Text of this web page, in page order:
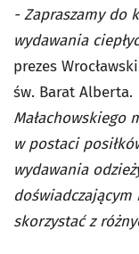
- Zapraszamy do
wydawania
prezes
św. Barat Alberta.
Małachowskiego
w postaci
wydawania
skorzystać z